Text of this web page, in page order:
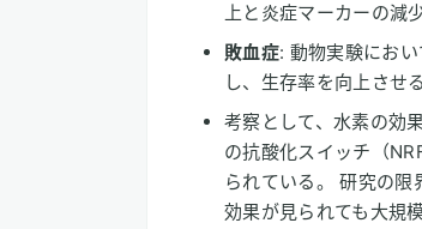
上と炎症マーカーの減
敗血症: 動物実験にお
し、生存率を向上させ
考察として、水素の効
の抗酸化スイッチ（
られている。 研究の
効果が見られても大規